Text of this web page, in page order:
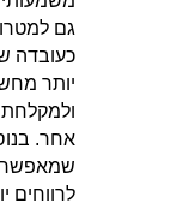
גם
כעובדה
יותר
אחר.
לרווחים